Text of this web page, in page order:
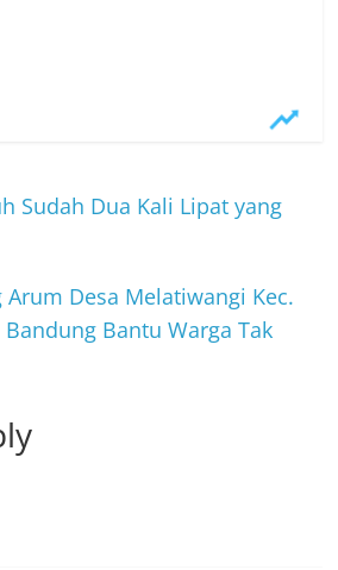
Sudah Dua Kali Lipat yang
Arum Desa Melatiwangi Kec.
Bantu Warga Tak